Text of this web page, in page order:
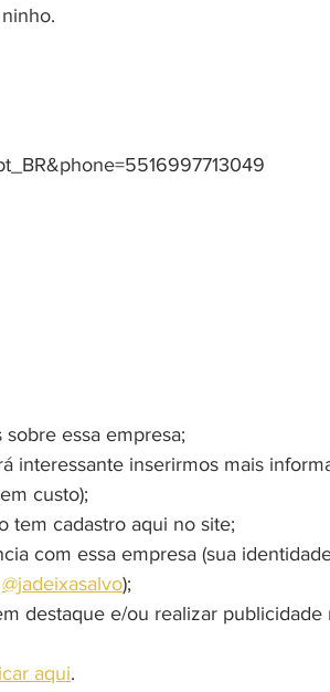
essa empresa;
interessante inserirmos mais
custo);
tem cadastro aqui no site;
com essa empresa (sua
@jadeixasalvo);
destaque e/ou realizar publicidade
aqui.